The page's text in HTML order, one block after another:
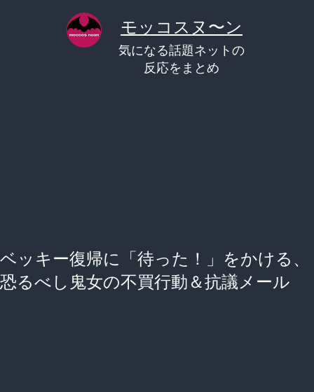
モッコスヌ〜ン
気になる話題ネットの
反応をまとめ
ベッキー復帰に「待った！」をかける、
恐るべし鬼女の不買行動＆抗議メール